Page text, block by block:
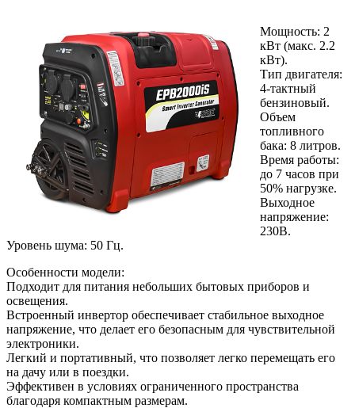
Мощность: 2
кВт (макс. 2.2
кВт).
Тип двигателя:
4-тактный
бензиновый.
Объем
топливного
бака: 8 литров.
Время работы:
до 7 часов при
50% нагрузке.
Выходное
напряжение:
230В.
Уровень шума: 50 Гц.
Особенности модели:
Подходит для питания небольших бытовых приборов и
освещения.
Встроенный инвертор обеспечивает стабильное выходное
напряжение, что делает его безопасным для чувствительной
электроники.
Легкий и портативный, что позволяет легко перемещать его
на дачу или в поездки.
Эффективен в условиях ограниченного пространства
благодаря компактным размерам.